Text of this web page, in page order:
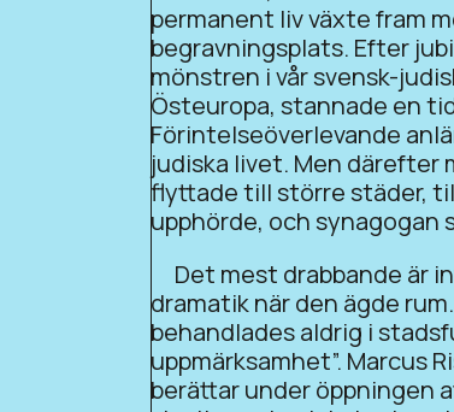
permanent liv växte fram
begravningsplats. Efter
mönstren i vår svensk-
Östeuropa, stannade en
Förintelseöverlevande
judiska livet. Men därefter
flyttade till större städer,
upphörde, och synagogan
Det mest drabbande är
dramatik när den ägde
behandlades aldrig i
uppmärksamhet”. Marcus
berättar under öppningen